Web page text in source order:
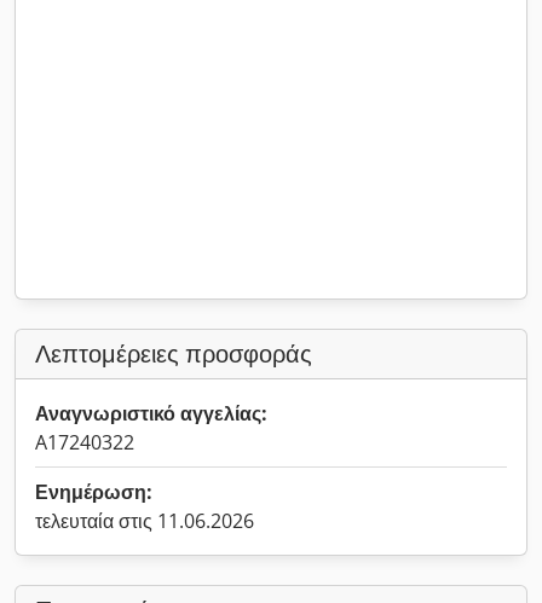
Λεπτομέρειες προσφοράς
Αναγνωριστικό αγγελίας:
A17240322
Ενημέρωση:
τελευταία στις 11.06.2026